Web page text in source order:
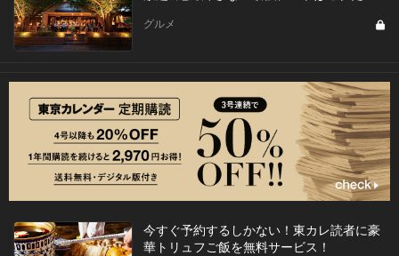
グルメ
今すぐ予約するしかない！東カレ読者に豪
華トリュフご飯を無料サービス！